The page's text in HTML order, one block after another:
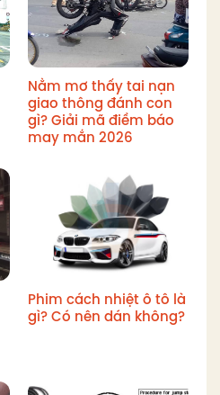
Nằm mơ thấy tai nạn
giao thông đánh con
gì? Giải mã điềm báo
may mắn 2026
Phim cách nhiệt ô tô là
gì? Có nên dán không?